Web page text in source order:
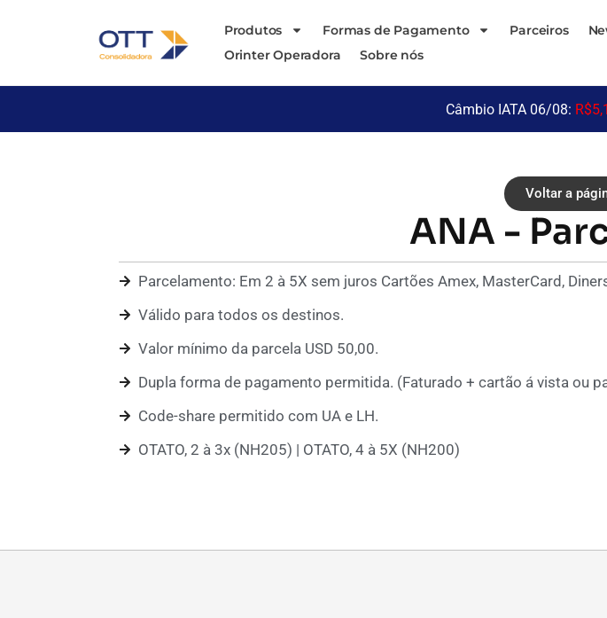
Produtos Formas de Pagamento Parceiros
Orinter Operadora
Sobre nós
Câmbio IATA 06/08:
Voltar a
ANA -
Parcelamento: Em 2 à 5X sem juros Cartões Amex, MasterCard,
Válido para todos os destinos.
Valor mínimo da parcela USD 50,00.
Dupla forma de pagamento permitida. (Faturado + cartão á vista ou
Code-share permitido com UA e LH.
OTATO, 2 à 3x (NH205) | OTATO, 4 à 5X (NH200)